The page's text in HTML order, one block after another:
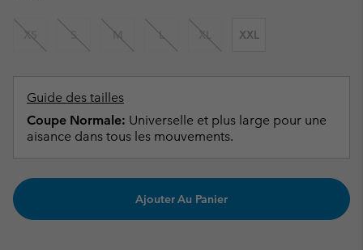
XS S M L XL XXL
Guide des tailles
Coupe Normale: Universelle et plus large pour une
aisance dans tous les mouvements.
Ajouter Au Panier